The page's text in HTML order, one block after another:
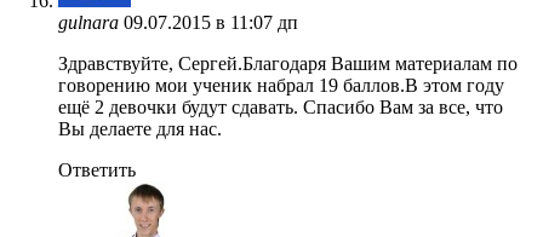
gulnara 09.07.2015 в 11:07 дп
Здравствуйте, Сергей.Благодаря Вашим материалам по
говорению мои ученик набрал 19 баллов.В этом году
ещё 2 девочки будут сдавать. Спасибо Вам за все, что
Вы делаете для нас.
Ответить